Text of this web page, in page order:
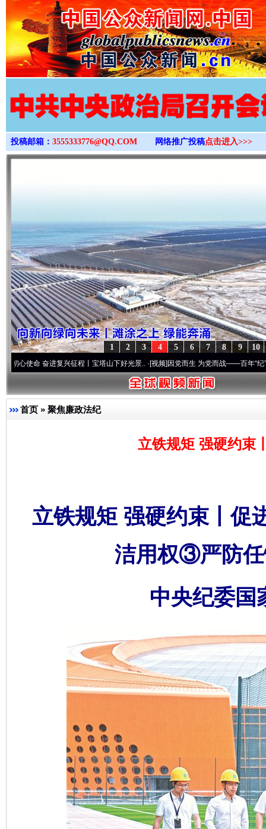
>
投稿邮箱： 3555333776@QQ.COM 网络推广投稿点击进入>>>
10
9
8
7
6
5
4
3
2
1
奋进复兴征程丨宝塔山下好光景..·[视频]因党而生 为党而战——百年“纪”事⑧加强纪
首页 » 聚焦廉政法纪
立铁规矩 强硬约束
立铁规矩 强硬约束丨促
洁用权③严防
中央纪委国